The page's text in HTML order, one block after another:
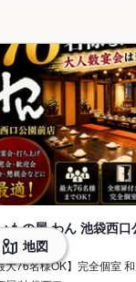
もの屋 わん 池袋西
大76名様OK】完全個室
地図